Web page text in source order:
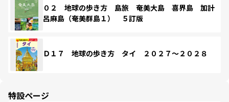
０２ 地球の歩き方 島旅 奄美大島 喜界島 加計
呂麻島（奄美群島１） ５訂版
Ｄ１７ 地球の歩き方 タイ ２０２７～２０２８
特設ページ